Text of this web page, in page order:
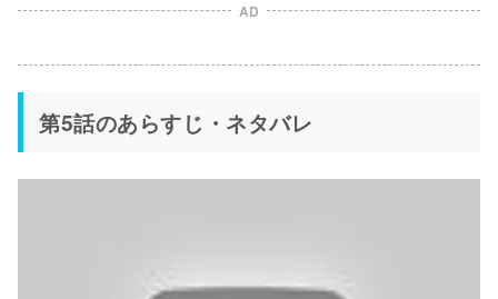
AD
第5話のあらすじ・ネタバレ